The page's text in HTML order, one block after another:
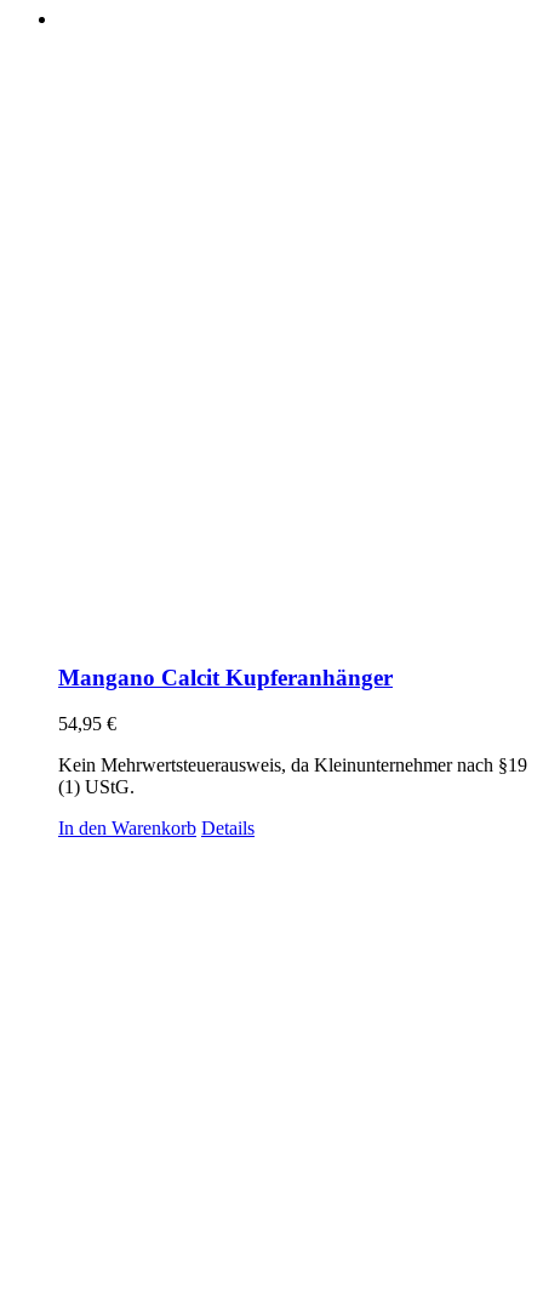
Mangano Calcit Kupferanhänger
54,95 €
Kein Mehrwertsteuerausweis, da Kleinunternehmer nach §19
(1) UStG.
In den Warenkorb Details